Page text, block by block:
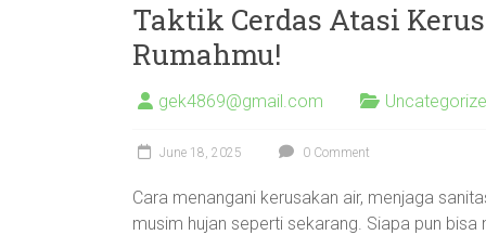
Taktik Cerdas Atasi
Rumahmu!
gek4869@gmail.com
June 18, 2025 0 Comment
Cara menangani kerusakan air, menjaga
musim hujan seperti sekarang. Siapa pun